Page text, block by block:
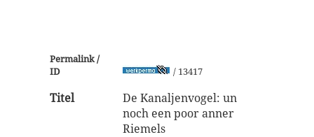
Permalink /
ID
/ 13417
Titel
De Kanaljenvogel: un
noch een poor anner
Riemels